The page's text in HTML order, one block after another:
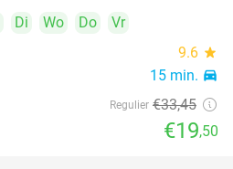
Di Wo Do
Vr
9.6 star
15 min. directions_car
Regulier €33,45
€19,50